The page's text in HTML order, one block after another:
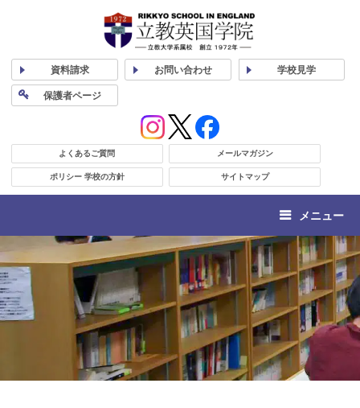
資料請求 お問い合わせ 学校見学
保護者ページ
よくあるご質問 メールマガジン
ポリシー 学校の方針 サイトマップ
メニュー